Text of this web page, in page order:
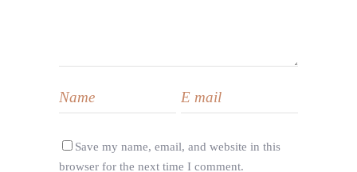
Save my name, email, and website in this
browser for the next time I comment.